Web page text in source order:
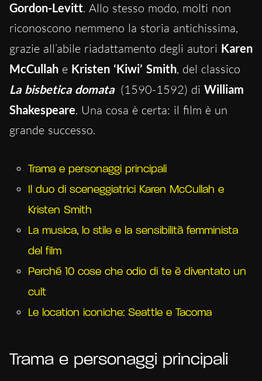
Gordon-Levitt. Allo stesso modo, molti non
riconoscono nemmeno la storia antichissima,
grazie all’abile riadattamento degli autori Karen
McCullah e Kristen ‘Kiwi’ Smith, del classico
La bisbetica domata (1590-1592) di William
Shakespeare. Una cosa è certa: il film è un
grande successo.
Trama e personaggi principali
Il duo di sceneggiatrici Karen McCullah e
Kristen Smith
La musica, lo stile e la sensibilità femminista
del film
Perché 10 cose che odio di te è diventato un
cult
Le location iconiche: Seattle e Tacoma
Trama e personaggi principali